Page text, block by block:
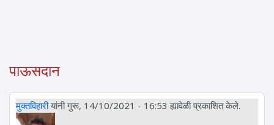
पाऊसदान
मुक्तविहारीयांनी गुरू, 14/10/2021 - 16:53 ह्यावेळी प्रकाशित केले.